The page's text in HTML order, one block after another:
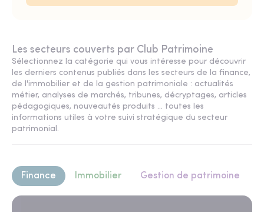
Les secteurs couverts par Club Patrimoine
Sélectionnez la catégorie qui vous intéresse pour découvrir
les derniers contenus publiés dans les secteurs de la finance,
de l'immobilier et de la gestion patrimoniale : actualités
métier, analyses de marchés, tribunes, décryptages, articles
pédagogiques, nouveautés produits ... toutes les
informations utiles à votre suivi stratégique du secteur
patrimonial.
Finance Immobilier Gestion de patrimoine